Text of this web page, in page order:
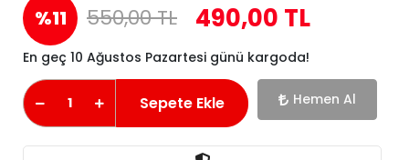
%11 550,00 TL 490,00 TL
En geç 10 Ağustos Pazartesi günü kargoda!
Sepete Ekle Hemen Al